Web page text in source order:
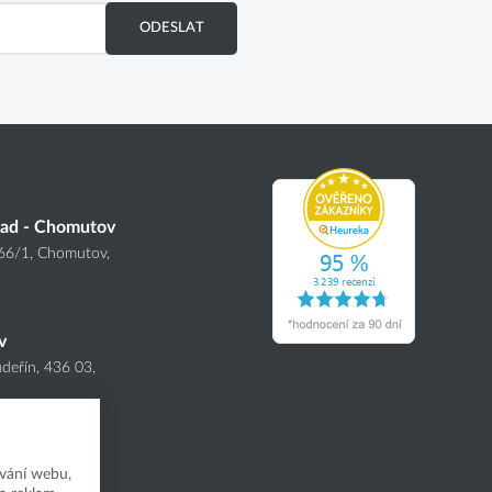
ODESLAT
- Chomutov
/1, Chomutov,
436 03,
webu,